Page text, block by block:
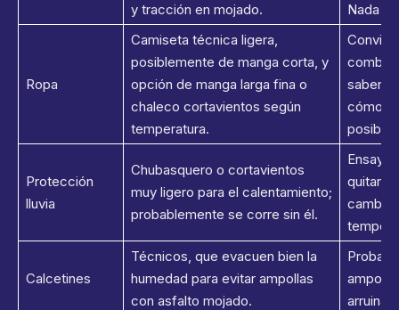
y tracción en mojado.
Nada
Ropa
Camiseta técnica ligera,
posiblemente de manga corta, y
opción de manga larga fina o
chaleco cortavientos según
temperatura.
saber
posible
Protección
lluvia
Chubasquero o cortavientos
muy ligero para el calentamiento;
probablemente se corre sin él.
quitar
Calcetines
Técnicos, que evacuen bien la
humedad para evitar ampollas
con asfalto mojado.
ampolla
arruinar